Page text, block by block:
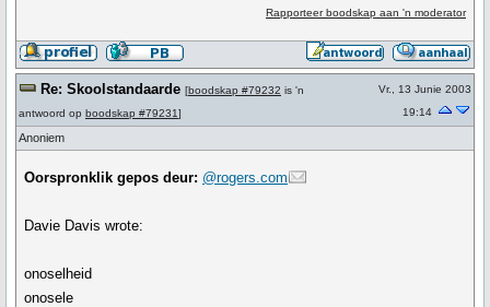
Rapporteer boodskap aan 'n moderator
Re: Skoolstandaarde [boodskap #79232 is 'n
antwoord op boodskap #79231]
Vr., 13 Junie 2003
19:14
Anoniem
Oorspronklik gepos deur: @rogers.com
Davie Davis wrote:
onoselheid
onosele